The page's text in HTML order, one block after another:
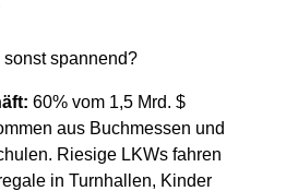
spannend?
60% vom 1,5 Mrd. $
aus Buchmessen und
Riesige LKWs fahren
in Turnhallen, Kinder